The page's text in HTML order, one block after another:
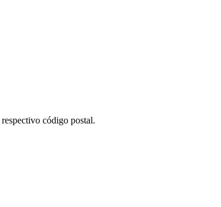
código postal.